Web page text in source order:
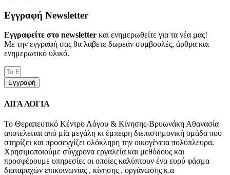
Εγγραφή Newsletter
Εγγραφείτε στο newsletter και ενημερωθείτε για τα νέα μας!
Με την εγγραφή σας θα λάβετε δωρεάν συμβουλές, άρθρα και
ενημερωτικό υλικό.
Εγγραφή
ΛΙΓΑ ΛΟΓΙΑ
Το Θεραπευτικό Κέντρο Λόγου & Κίνησης-Βρυωνάκη Αθανασία
αποτελείται από μία μεγάλη κι έμπειρη διεπιστημονική ομάδα που
στηρίζει και προσεγγίζει ολόκληρη την οικογένεια πολύπλευρα.
Χρησιμοποιούμε σύγχρονα εργαλεία και μεθόδους και
προσφέρουμε υπηρεσίες οι οποίες καλύπτουν ένα ευρύ φάσμα
διαταραχών επικοινωνίας , κίνησης , οργάνωσης κ.α